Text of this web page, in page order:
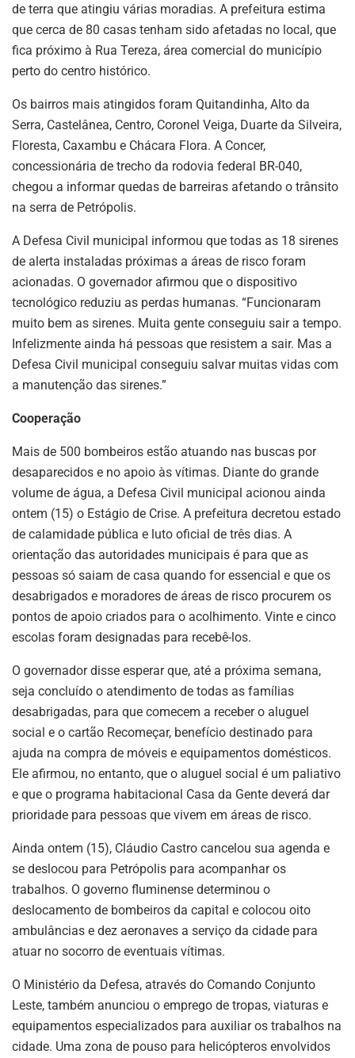
de terra que atingiu várias moradias. A prefeitura estima
que cerca de 80 casas tenham sido afetadas no local, que
fica próximo à Rua Tereza, área comercial do município
perto do centro histórico.
Os bairros mais atingidos foram Quitandinha, Alto da
Serra, Castelânea, Centro, Coronel Veiga, Duarte da Silveira,
Floresta, Caxambu e Chácara Flora. A Concer,
concessionária de trecho da rodovia federal BR-040,
chegou a informar quedas de barreiras afetando o trânsito
na serra de Petrópolis.
A Defesa Civil municipal informou que todas as 18 sirenes
de alerta instaladas próximas a áreas de risco foram
acionadas. O governador afirmou que o dispositivo
tecnológico reduziu as perdas humanas. “Funcionaram
muito bem as sirenes. Muita gente conseguiu sair a tempo.
Infelizmente ainda há pessoas que resistem a sair. Mas a
Defesa Civil municipal conseguiu salvar muitas vidas com
a manutenção das sirenes.”
Cooperação
Mais de 500 bombeiros estão atuando nas buscas por
desaparecidos e no apoio às vítimas. Diante do grande
volume de água, a Defesa Civil municipal acionou ainda
ontem (15) o Estágio de Crise. A prefeitura decretou estado
de calamidade pública e luto oficial de três dias. A
orientação das autoridades municipais é para que as
pessoas só saiam de casa quando for essencial e que os
desabrigados e moradores de áreas de risco procurem os
pontos de apoio criados para o acolhimento. Vinte e cinco
escolas foram designadas para recebê-los.
O governador disse esperar que, até a próxima semana,
seja concluído o atendimento de todas as famílias
desabrigadas, para que comecem a receber o aluguel
social e o cartão Recomeçar, benefício destinado para
ajuda na compra de móveis e equipamentos domésticos.
Ele afirmou, no entanto, que o aluguel social é um paliativo
e que o programa habitacional Casa da Gente deverá dar
prioridade para pessoas que vivem em áreas de risco.
Ainda ontem (15), Cláudio Castro cancelou sua agenda e
se deslocou para Petrópolis para acompanhar os
trabalhos. O governo fluminense determinou o
deslocamento de bombeiros da capital e colocou oito
ambulâncias e dez aeronaves a serviço da cidade para
atuar no socorro de eventuais vítimas.
O Ministério da Defesa, através do Comando Conjunto
Leste, também anunciou o emprego de tropas, viaturas e
equipamentos especializados para auxiliar os trabalhos na
cidade. Uma zona de pouso para helicópteros envolvidos